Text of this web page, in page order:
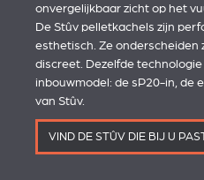
onvergelijkbaar zicht op het
De Stûv pelletkachels zijn
esthetisch. Ze onderscheiden
discreet. Dezelfde
inbouwmodel: de sP20-in, de
van Stûv.
VIND DE STÛV DIE BIJ U